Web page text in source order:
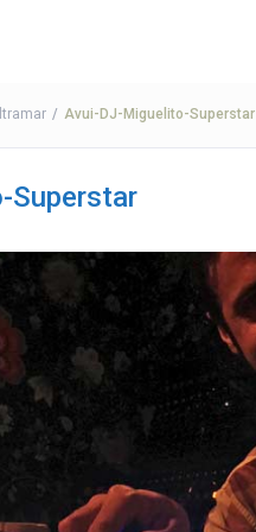
Avui-DJ-Miguelito-Superstar
Superstar